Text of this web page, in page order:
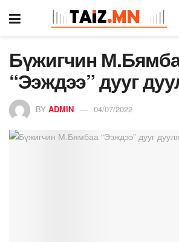
Бүжигчин
“Ээждээ” дууг
BY ADMIN 04/07/2022